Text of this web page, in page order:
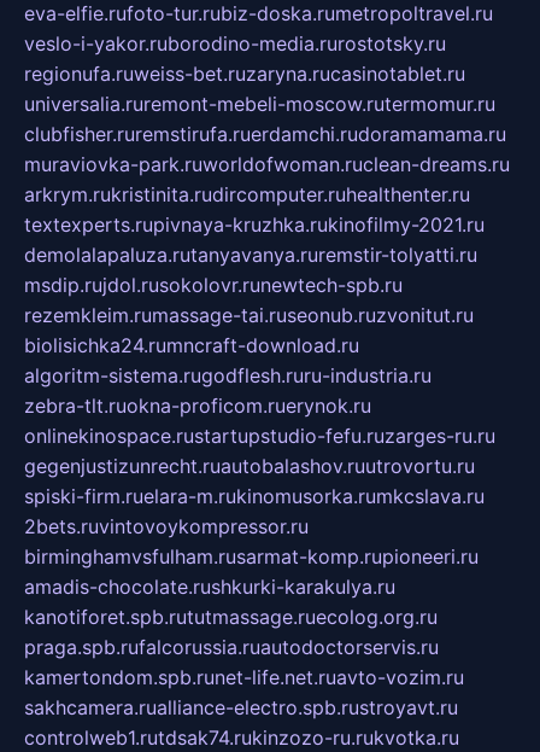
eva-elfie.rufoto-tur.rubiz-doska.rumetropoltravel.ru
veslo-i-yakor.ruborodino-media.rurostotsky.ru
regionufa.ruweiss-bet.ruzaryna.rucasinotablet.ru
universalia.ruremont-mebeli-moscow.rutermomur.ru
clubfisher.ruremstirufa.ruerdamchi.rudoramamama.ru
muraviovka-park.ruworldofwoman.ruclean-dreams.ru
arkrym.rukristinita.rudircomputer.ruhealthenter.ru
textexperts.rupivnaya-kruzhka.rukinofilmy-2021.ru
demolalapaluza.rutanyavanya.ruremstir-tolyatti.ru
msdip.rujdol.rusokolovr.runewtech-spb.ru
rezemkleim.rumassage-tai.ruseonub.ruzvonitut.ru
biolisichka24.rumncraft-download.ru
algoritm-sistema.rugodflesh.ruru-industria.ru
zebra-tlt.ruokna-proficom.ruerynok.ru
onlinekinospace.rustartupstudio-fefu.ruzarges-ru.ru
gegenjustizunrecht.ruautobalashov.ruutrovortu.ru
spiski-firm.ruelara-m.rukinomusorka.rumkcslava.ru
2bets.ruvintovoykompressor.ru
birminghamvsfulham.rusarmat-komp.rupioneeri.ru
amadis-chocolate.rushkurki-karakulya.ru
kanotiforet.spb.rututmassage.ruecolog.org.ru
praga.spb.rufalcorussia.ruautodoctorservis.ru
kamertondom.spb.runet-life.net.ruavto-vozim.ru
sakhcamera.rualliance-electro.spb.rustroyavt.ru
controlweb1.rutdsak74.rukinzozo-ru.rukvotka.ru